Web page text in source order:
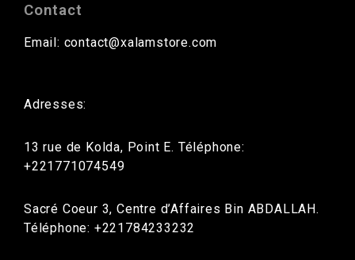
Contact
Email: contact@xalamstore.com
Adresses:
13 rue de Kolda, Point E. Téléphone:
+221771074549
Sacré Coeur 3, Centre d’Affaires Bin ABDALLAH.
Téléphone: +221784233232